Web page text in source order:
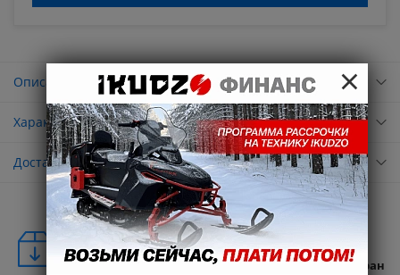
Описание
Характеристики
Доставка
Удобная доставка
Бесплатная доставка в любую точку России и стран
×